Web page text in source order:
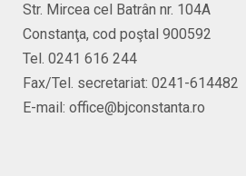
Str. Mircea cel Batrân nr. 104A
Constanţa, cod poştal 900592
Tel. 0241 616 244
Fax/Tel. secretariat: 0241-614482
E-mail: office@bjconstanta.ro